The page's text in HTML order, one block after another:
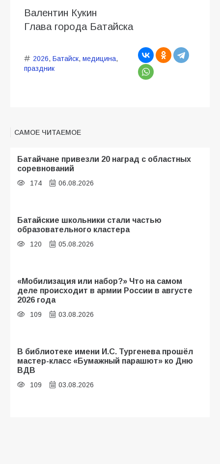
Валентин Кукин
Глава города Батайска
2026, Батайск, медицина,
праздник
САМОЕ ЧИТАЕМОЕ
Батайчане привезли 20 наград с областных
соревнований
174 06.08.2026
Батайские школьники стали частью
образовательного кластера
120 05.08.2026
«Мобилизация или набор?» Что на самом
деле происходит в армии России в августе
2026 года
109 03.08.2026
В библиотеке имени И.С. Тургенева прошёл
мастер-класс «Бумажный парашют» ко Дню
ВДВ
109 03.08.2026